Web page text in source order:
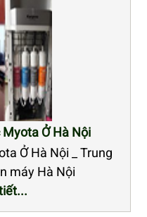
Ở Hà Nội
Ở Hà Nội _ Trung
máy Hà Nội